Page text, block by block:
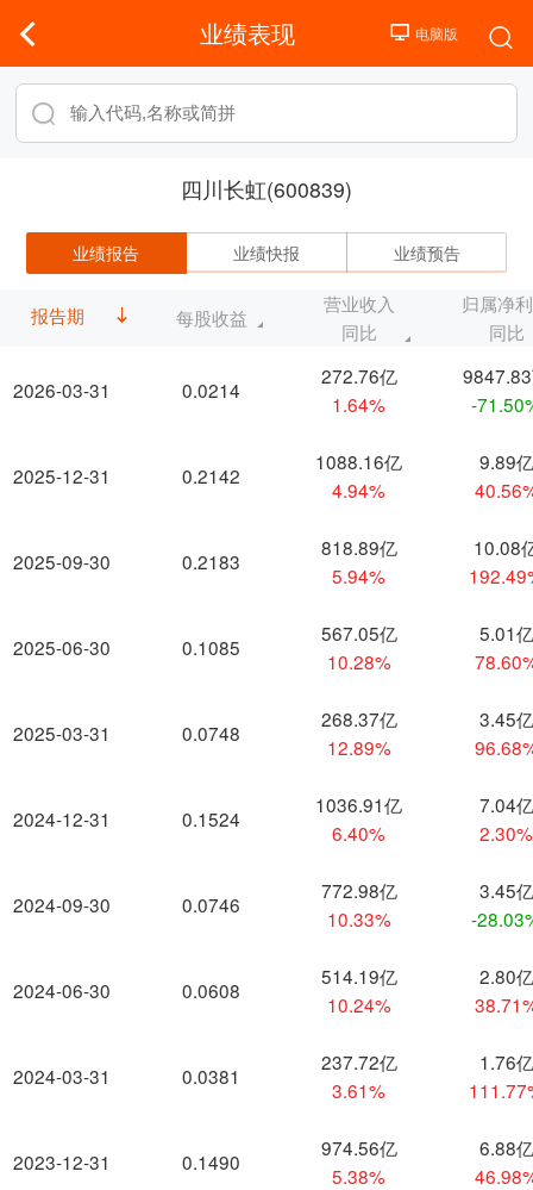
业绩表现
四川长虹(600839)
业绩报告 业绩快报 业绩预告
报告期
2026-03-31
2025-12-31
2025-09-30
2025-06-30
2025-03-31
2024-12-31
2024-09-30
2024-06-30
2024-03-31
2023-12-31
每股收益
营业收入
同比
归属净
同比
0.0214
272.76亿
1.64%
-
0.2142
1088.16亿
4.94%
9.89亿
0.2183
818.89亿
5.94%
10.08
0.1085
567.05亿
10.28%
5.01亿
0.0748
268.37亿
12.89%
3.45亿
0.1524
1036.91亿
6.40%
7.04亿
2.30%
0.0746
772.98亿
10.33%
3.45亿
-
0.0608
514.19亿
10.24%
2.80亿
0.0381
237.72亿
3.61%
1.76亿
0.1490
974.56亿
5.38%
6.88亿